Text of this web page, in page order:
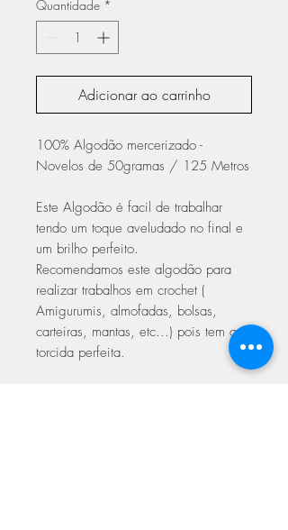
Quantidade *
Adicionar ao carrinho
100% Algodão mercerizado -
Novelos de 50gramas / 125 Metros
Este Algodão é facil de trabalhar
tendo um toque aveludado no final e
um brilho perfeito.
Recomendamos este algodão para
realizar trabalhos em crochet (
Amigurumis, almofadas, bolsas,
carteiras, mantas, etc...) pois tem a
torcida perfeita.